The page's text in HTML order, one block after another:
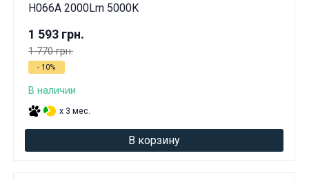
H066A 2000Lm 5000K
1 593 грн.
1 770 грн.
- 10%
В наличии
x 3 мес.
В корзину